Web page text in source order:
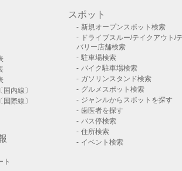
内線〕
際線〕
ト
スポット
新規オープンスポット検索
ドライブスルー/テイクアウト/
バリー店舗検索
駐車場検索
バイク駐車場検索
ガソリンスタンド検索
グルメスポット検索
ジャンルからスポットを探す
歯医者を探す
バス停検索
住所検索
イベント検索